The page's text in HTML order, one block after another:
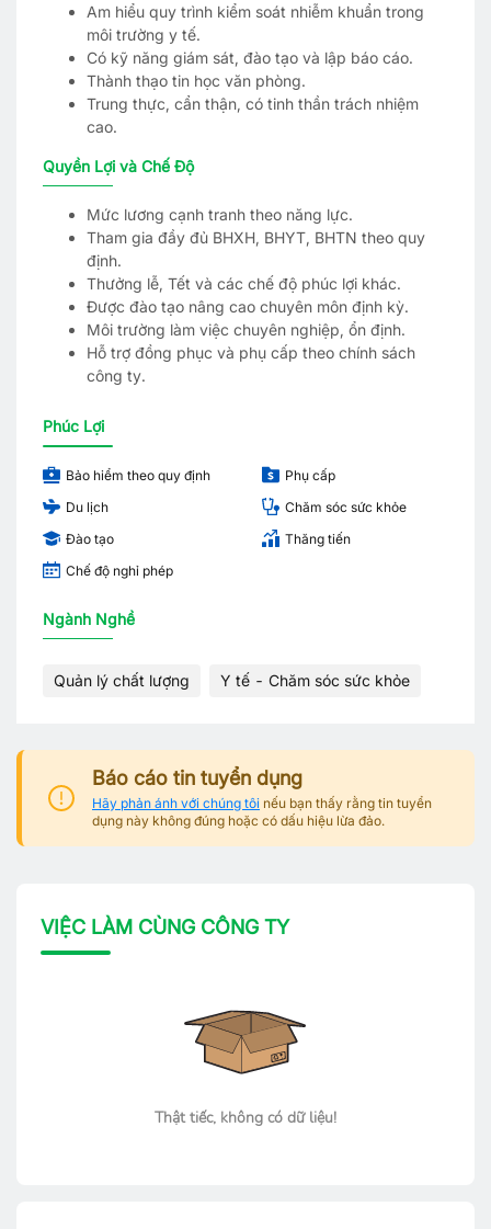
Am hiểu quy trình kiểm soát nhiễm khuẩn trong
môi trường y tế.
Có kỹ năng giám sát, đào tạo và lập báo cáo.
Thành thạo tin học văn phòng.
Trung thực, cẩn thận, có tinh thần trách nhiệm
cao.
Quyền Lợi và Chế Độ
Mức lương cạnh tranh theo năng lực.
Tham gia đầy đủ BHXH, BHYT, BHTN theo quy
định.
Thưởng lễ, Tết và các chế độ phúc lợi khác.
Được đào tạo nâng cao chuyên môn định kỳ.
Môi trường làm việc chuyên nghiệp, ổn định.
Hỗ trợ đồng phục và phụ cấp theo chính sách
công ty.
Phúc Lợi
Bảo hiểm theo quy định
Phụ cấp
Du lịch
Chăm sóc sức khỏe
Đào tạo
Thăng tiến
Chế độ nghỉ phép
Ngành Nghề
Quản lý chất lượng Y tế - Chăm sóc sức khỏe
Báo cáo tin tuyển dụng
Hãy phản ánh với chúng tôi nếu bạn thấy rằng tin tuyển
dụng này không đúng hoặc có dấu hiệu lừa đảo.
VIỆC LÀM CÙNG CÔNG TY
Thật tiếc, không có dữ liệu!